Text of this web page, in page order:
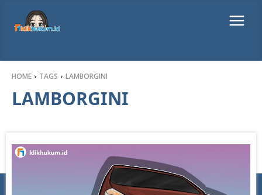
HOME TAGS LAMBORGINI
LAMBORGINI